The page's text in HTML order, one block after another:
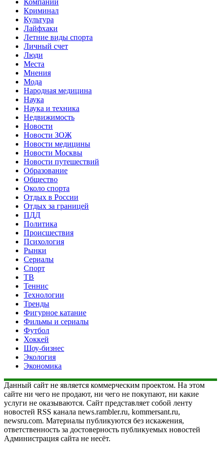
Криминал
Культура
Лайфхаки
Летние виды спорта
Личный счет
Люди
Места
Мнения
Мода
Народная медицина
Наука
Наука и техника
Недвижимость
Новости
Новости ЗОЖ
Новости медицины
Новости Москвы
Новости путешествий
Образование
Общество
Около спорта
Отдых в России
Отдых за границей
ПДД
Политика
Происшествия
Психология
Рынки
Сериалы
Спорт
ТВ
Теннис
Технологии
Тренды
Фигурное катание
Фильмы и сериалы
Футбол
Хоккей
Шоу-бизнес
Экология
Экономика
Данный сайт не является коммерческим проектом. На этом
сайте ни чего не продают, ни чего не покупают, ни какие
услуги не оказываются. Сайт представляет собой ленту
новостей RSS канала news.rambler.ru, kommersant.ru,
newsru.com. Материалы публикуются без искажения,
ответственность за достоверность публикуемых новостей
Администрация сайта не несёт.